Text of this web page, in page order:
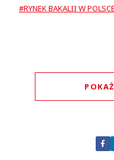
#RYNEK BAKALII W POLSCE
Nie
Zostaw